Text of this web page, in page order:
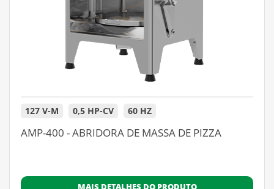
127 V-M 0,5 HP-CV 60 HZ
AMP-400 - ABRIDORA DE MASSA DE PIZZA
MAIS DETALHES DO PRODUTO